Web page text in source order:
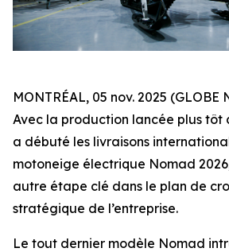
MONTRÉAL, 05 nov. 2025 (GLOBE
Avec la production lancée plus tôt
a débuté les livraisons
motoneige électrique Nomad
autre étape clé dans le plan de
stratégique de l’entreprise.
Le tout dernier modèle Nomad